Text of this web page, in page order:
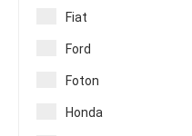
Fiat
Ford
Foton
Honda